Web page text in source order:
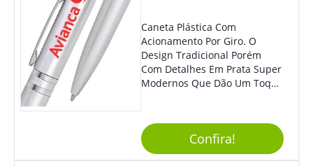
Caneta Plástica Com
Acionamento Por Giro. O
Design Tradicional Porém
Com Detalhes Em Prata Super
Modernos Que Dão Um Toque
Confira!